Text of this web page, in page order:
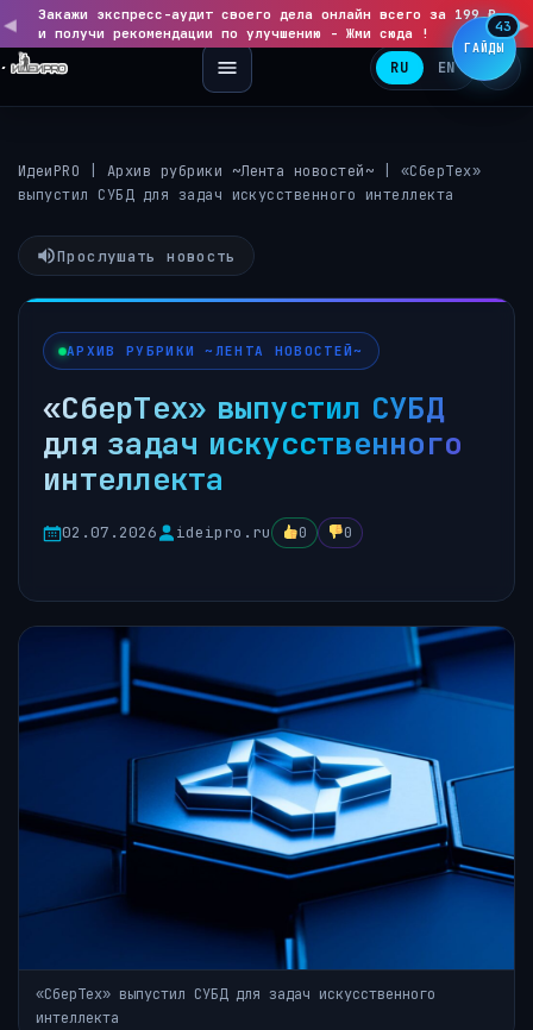
◀
Закажи экспресс-аудит своего дела онлайн всего за 199 ₽
и получи рекомендации по улучшению - Жми сюда !
▶
RU EN
ИдеиPRO Архив рубрики ~Лента новостей~
«СберТех»
выпустил СУБД для задач искусственного интеллекта
Прослушать новость
АРХИВ РУБРИКИ ~ЛЕНТА НОВОСТЕЙ~
«СберТех» выпустил СУБД
для задач искусственного
интеллекта
02.07.2026 ideipro.ru 0 0
«СберТех» выпустил СУБД для задач искусственного
интеллекта
ГАЙДЫ
43